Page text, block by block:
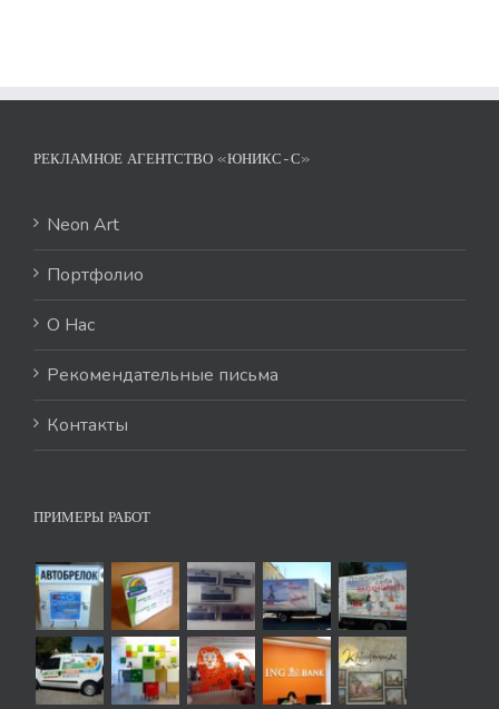
РЕКЛАМНОЕ АГЕНТСТВО «ЮНИКС-С»
Neon Art
Портфолио
О Нас
Рекомендательные письма
Контакты
ПРИМЕРЫ РАБОТ